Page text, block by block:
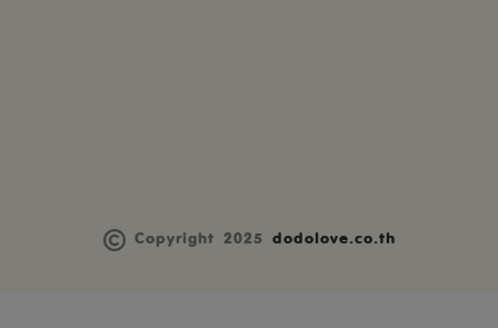
Copyright 2025 dodolove.co.th